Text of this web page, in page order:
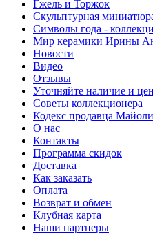
Гжель и Торжок
Скульптурная
Символы года -
Мир керамики Ирины
Новости
Видео
Отзывы
Уточняйте наличие и
Советы коллекционера
Кодекс продавца
О нас
Контакты
Программа скидок
Доставка
Как заказать
Оплата
Возврат и обмен
Клубная карта
Наши партнеры